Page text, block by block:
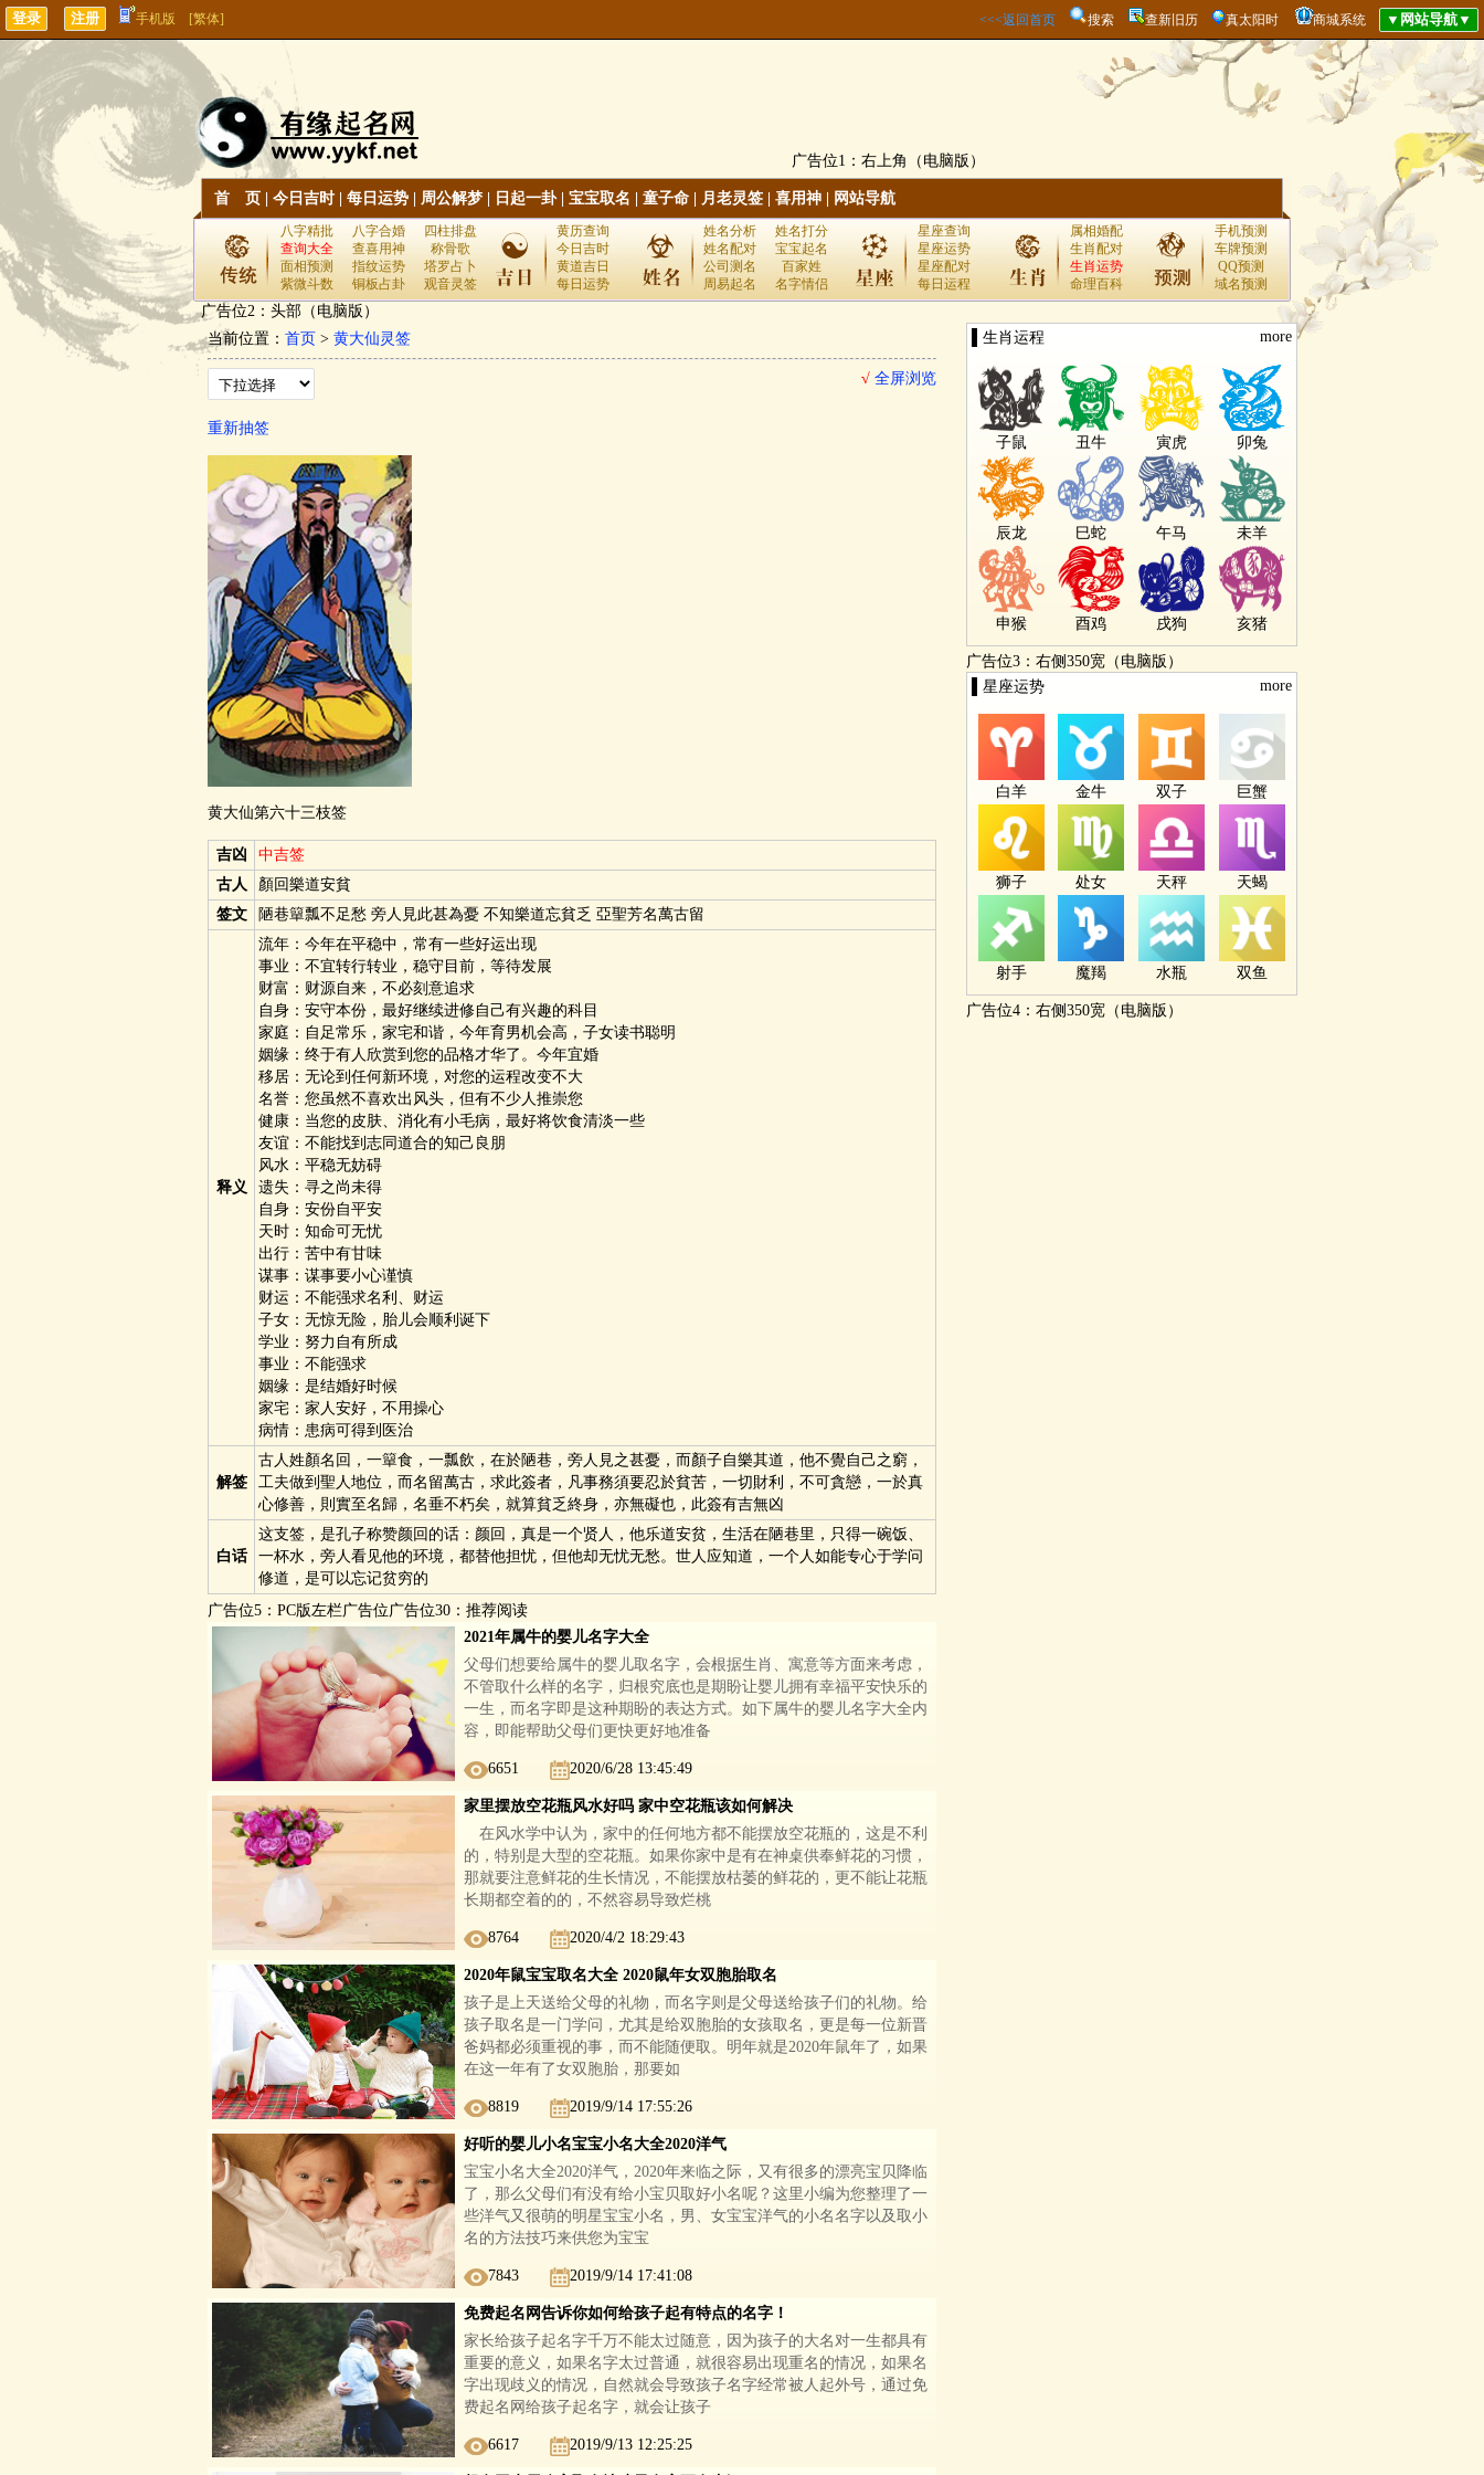
手机版 [繁体] <<<返回首页 搜索 查新旧历 真太阳时 商城系统
广告位1：右上角（电脑版）
首 页 今日吉时| 每日运势 周公解梦 日起一卦| 宝宝取名 童子命 月老灵签 喜用神 网站导航
八字精批 八字合婚
四柱排盘
查询大全
查喜用神
称骨歌
面相预测
指纹运势
塔罗占卜
紫微斗数
铜板占卦 观音灵签
黄历查询
今日吉时
黄道吉日
每日运势
姓名分析
姓名打分
姓名配对
宝宝起名
公司测名
百家姓
周易起名
名字情侣
星座查询
星座运势
星座配对
每日运程
属相婚配
生肖配对
生肖运势
命理百科
手机预测
车牌预测
QQ预测
域名预测
广告位2：头部（电脑版）
当前位置： 首页 > 黄大仙灵签
√ 全屏浏览
重新抽签
黄大仙第六十三枝签
吉凶
中吉签
古人
顏回樂道安貧
签文
陋巷簞瓢不足愁 旁人見此甚為憂 不知樂道忘貧乏 亞聖芳名萬古留
释义
流年：今年在平稳中，常有一些好运出现
事业：不宜转行转业，稳守目前，等待发展
财富：财源自来，不必刻意追求
自身：安守本份，最好继续进修自己有兴趣的科目
家庭：自足常乐，家宅和谐，今年育男机会高，子女读书聪明
姻缘：终于有人欣赏到您的品格才华了。今年宜婚
移居：无论到任何新环境，对您的运程改变不大
名誉：您虽然不喜欢出风头，但有不少人推崇您
健康：当您的皮肤、消化有小毛病，最好将饮食清淡一些
友谊：不能找到志同道合的知己良朋
风水：平稳无妨碍
遗失：寻之尚未得
自身：安份自平安
天时：知命可无忧
出行：苦中有甘味
谋事：谋事要小心谨慎
财运：不能强求名利、财运
子女：无惊无险，胎儿会顺利诞下
学业：努力自有所成
事业：不能强求
姻缘：是结婚好时候
家宅：家人安好，不用操心
病情：患病可得到医治
解签
古人姓顏名回，一簞食，一瓢飲，在於陋巷，旁人見之甚憂，而顏子自樂其道，他不覺自己之窮，
工夫做到聖人地位，而名留萬古，求此簽者，凡事務須要忍於貧苦，一切財利，不可貪戀，一於真
心修善，則實至名歸，名垂不朽矣，就算貧乏終身，亦無礙也，此簽有吉無凶
白话
这支签，是孔子称赞颜回的话：颜回，真是一个贤人，他乐道安贫，生活在陋巷里，只得一碗饭、
一杯水，旁人看见他的环境，都替他担忧，但他却无忧无愁。世人应知道，一个人如能专心于学问
修道，是可以忘记贫穷的
广告位5：PC版左栏广告位广告位30：推荐阅读
2021年属牛的婴儿名字大全
父母们想要给属牛的婴儿取名字，会根据生肖、寓意等方面来考虑，
不管取什么样的名字，归根究底也是期盼让婴儿拥有幸福平安快乐的
一生，而名字即是这种期盼的表达方式。如下属牛的婴儿名字大全内
容，即能帮助父母们更快更好地准备
6651 2020/6/28 13:45:49
家里摆放空花瓶风水好吗 家中空花瓶该如何解决
在风水学中认为，家中的任何地方都不能摆放空花瓶的，这是不利
的，特别是大型的空花瓶。如果你家中是有在神桌供奉鲜花的习惯，
那就要注意鲜花的生长情况，不能摆放枯萎的鲜花的，更不能让花瓶
长期都空着的的，不然容易导致烂桃
8764 2020/4/2 18:29:43
2020年鼠宝宝取名大全 2020鼠年女双胞胎取名
孩子是上天送给父母的礼物，而名字则是父母送给孩子们的礼物。给
孩子取名是一门学问，尤其是给双胞胎的女孩取名，更是每一位新晋
爸妈都必须重视的事，而不能随便取。明年就是2020年鼠年了，如果
在这一年有了女双胞胎，那要如
8819 2019/9/14 17:55:26
好听的婴儿小名宝宝小名大全2020洋气
宝宝小名大全2020洋气，2020年来临之际，又有很多的漂亮宝贝降临
了，那么父母们有没有给小宝贝取好小名呢？这里小编为您整理了一
些洋气又很萌的明星宝宝小名，男、女宝宝洋气的小名名字以及取小
名的方法技巧来供您为宝宝
7843 2019/9/14 17:41:08
免费起名网告诉你如何给孩子起有特点的名字！
家长给孩子起名字千万不能太过随意，因为孩子的大名对一生都具有
重要的意义，如果名字太过普通，就很容易出现重名的情况，如果名
字出现歧义的情况，自然就会导致孩子名字经常被人起外号，通过免
费起名网给孩子起名字，就会让孩子
6617 2019/9/13 12:25:25
▌生肖运程 more
子鼠 丑牛 寅虎 卯兔
辰龙 巳蛇 午马 未羊
申猴 酉鸡 戌狗 亥猪
广告位3：右侧350宽（电脑版）
▌星座运势
more
白羊 金牛 双子 巨蟹
狮子 处女 天秤 天蝎
射手 魔羯 水瓶 双鱼
广告位4：右侧350宽（电脑版）